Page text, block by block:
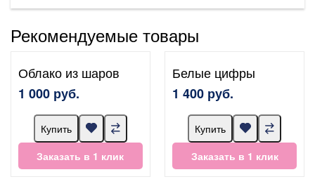
Рекомендуемые товары
Облако из шаров
1 000 руб.
Купить
Заказать в 1 клик
Белые цифры
1 400 руб.
Купить
Заказать в 1 клик